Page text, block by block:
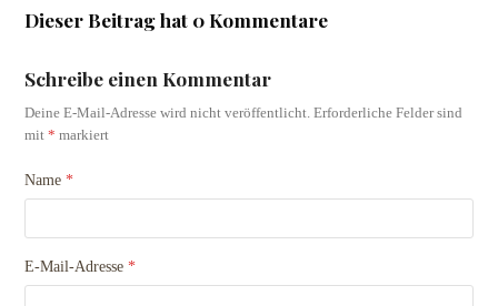
Dieser Beitrag hat 0 Kommentare
Schreibe einen Kommentar
Deine E-Mail-Adresse wird nicht veröffentlicht. Erforderliche Felder sind
mit* markiert
Name*
E-Mail-Adresse*